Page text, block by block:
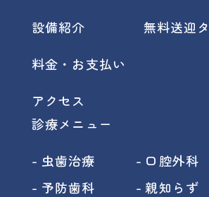
設備紹介
料金・お支払い
アクセス
診療メニュー
虫歯治療
予防歯科
口腔外科
親知らず
無料送迎